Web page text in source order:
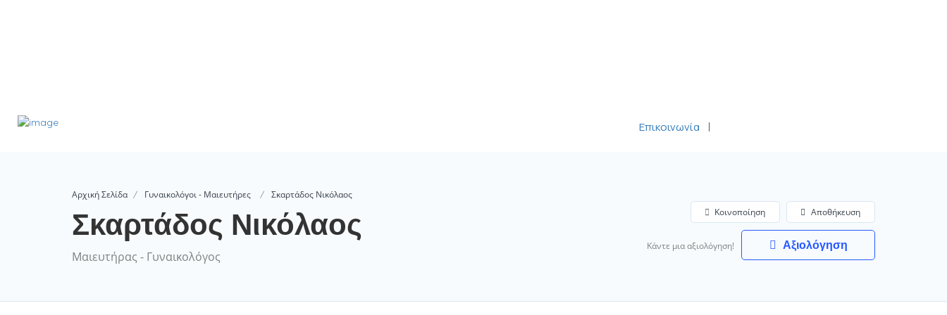
Επικοινωνία
Αρχική Σελίδα Γυναικολόγοι - Μαιευτήρες Σκαρτάδος Νικόλαος
Σκαρτάδος Νικόλαος
Μαιευτήρας - Γυναικολόγος
Αποθήκευση
Κοινοποίηση
Κάντε μια αξιολόγηση! Αξιολόγηση